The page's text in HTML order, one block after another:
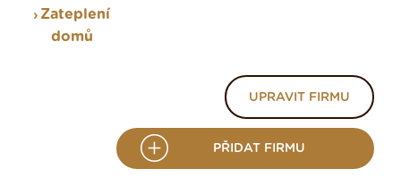
Zateplení
domů
UPRAVIT FIRMU
PŘIDAT FIRMU